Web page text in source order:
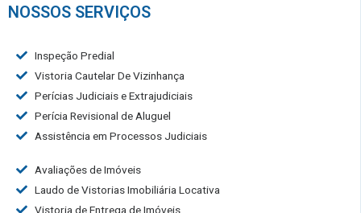
NOSSOS SERVIÇOS
Inspeção Predial
Vistoria Cautelar De Vizinhança
Perícias Judiciais e Extrajudiciais
Perícia Revisional de Aluguel
Assistência em Processos Judiciais
Avaliações de Imóveis
Laudo de Vistorias Imobiliária Locativa
Vistoria de Entrega de Imóveis